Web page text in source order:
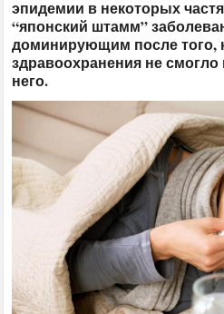
эпидемии в некоторых
“японский штамм”
доминирующим после того,
здравоохранения не
него.